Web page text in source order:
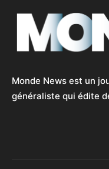
Monde News est un
généraliste qui édite